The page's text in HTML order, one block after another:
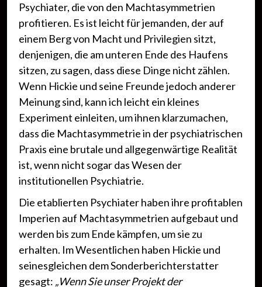
Psychiater, die von den Machtasymmetrien
profitieren. Es ist leicht für jemanden, der auf
einem Berg von Macht und Privilegien sitzt,
denjenigen, die am unteren Ende des Haufens
sitzen, zu sagen, dass diese Dinge nicht zählen.
Wenn Hickie und seine Freunde jedoch anderer
Meinung sind, kann ich leicht ein kleines
Experiment einleiten, um ihnen klarzumachen,
dass die Machtasymmetrie in der psychiatrischen
Praxis eine brutale und allgegenwärtige Realität
ist, wenn nicht sogar das Wesen der
institutionellen Psychiatrie.
Die etablierten Psychiater haben ihre profitablen
Imperien auf Machtasymmetrien aufgebaut und
werden bis zum Ende kämpfen, um sie zu
erhalten. Im Wesentlichen haben Hickie und
seinesgleichen dem Sonderberichterstatter
gesagt: „Wenn Sie unser Projekt der